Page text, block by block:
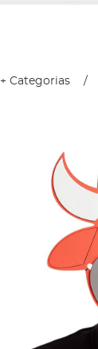
+ Categorias